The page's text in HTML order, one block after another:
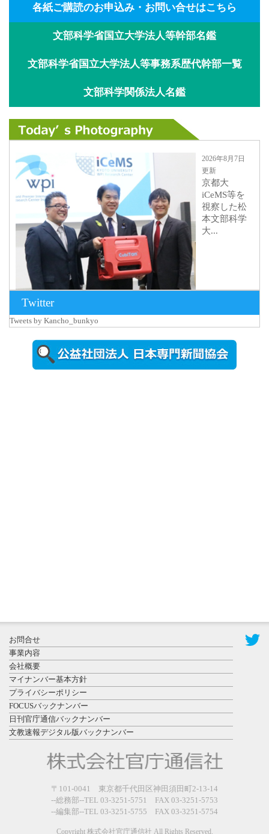
各紙ご購読のお申込み・お問い合せはこちら
文部科学省国立大学法人等幹部名鑑
文部科学省国立大学法人等事務系歴代幹部一覧
文部科学関係法人名鑑
2026年8月7日
更新
京都大
iCeMS等を
視察した松
本文部科学
大...
2026年8月5日
更新
農工大で大
登録有形文
化財となっ
た東北大植
物園八...
日更新
県警等と大
規模災害時
Twitter
Tweets by Kancho_bunkyo
お問合せ
事業内容
会社概要
マイナンバー基本方針
プライバシーポリシー
FOCUSバックナンバー
日刊官庁通信バックナンバー
文教速報デジタル版バックナンバー
〒101-0041 東京都千代田区神田須田町2-13-14
--総務部--TEL 03-3251-5751 FAX 03-3251-5753
--編集部--TEL 03-3251-5755 FAX 03-3251-5754
Copyright 株式会社官庁通信社 All Rights Reserved.